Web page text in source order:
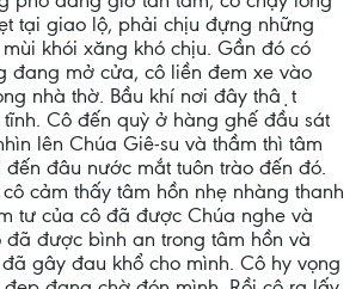
tại giao lộ, phải chịu đựng những
khói xăng khó chịu. Gần đó có
mở cửa, cô liền đem xe vào
nhà thờ. Bầu khí nơi đây thật
Cô đến quỳ ở hàng ghế đầu sát
lên Chúa Giê-su và thầm thì tâm
đâu nước mắt tuôn trào đến đó.
cảm thấy tâm hồn nhẹ nhàng thanh
tư của cô đã được Chúa nghe và
đã được bình an trong tâm hồn và
gây đau khổ cho mình. Cô hy vọng